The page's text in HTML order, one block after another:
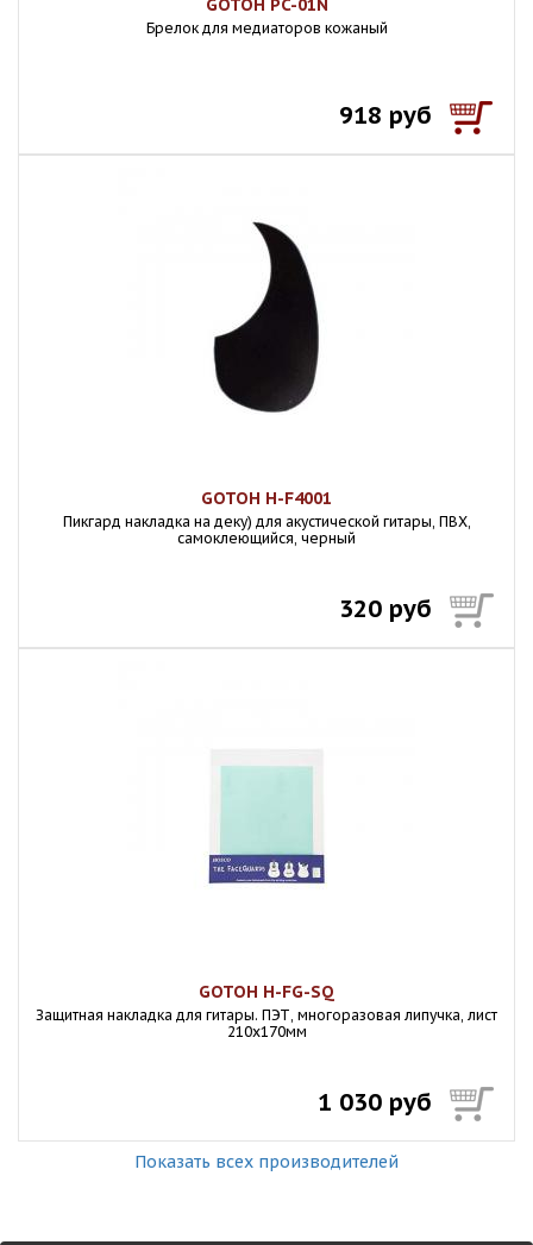
GOTOH PC-01N
Брелок для медиаторов кожаный
918 руб
GOTOH H-F4001
Пикгард накладка на деку) для акустической гитары, ПВХ,
самоклеющийся, черный
320 руб
GOTOH H-FG-SQ
Защитная накладка для гитары. ПЭТ, многоразовая липучка, лист
210х170мм
1 030 руб
Показать всех производителей